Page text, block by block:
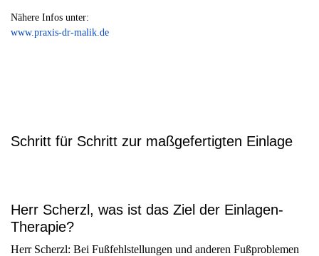
Nähere Infos unter:
www.praxis-dr-malik.de
Schritt für Schritt zur maßgefertigten Einlage
Herr Scherzl, was ist das Ziel der Einlagen-
Therapie?
Herr Scherzl: Bei Fußfehlstellungen und anderen Fußproblemen